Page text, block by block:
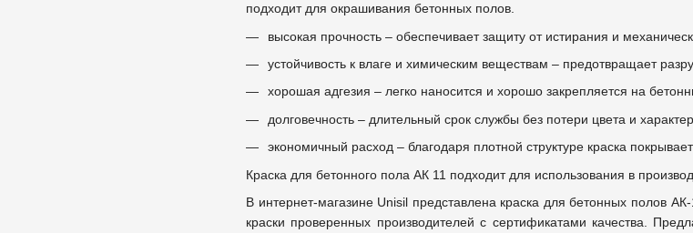
подходит для окрашивания бетонных полов.
высокая прочность – обеспечивает защиту от истирания и
устойчивость к влаге и химическим веществам – предотвращает
хорошая адгезия – легко наносится и хорошо закрепляется на
долговечность – длительный срок службы без потери цвета и
экономичный расход – благодаря плотной структуре краска
Краска для бетонного пола АК 11 подходит для использования в
В интернет-магазине Unisil представлена краска для бетонных полов
краски проверенных производителей с сертификатами качества.